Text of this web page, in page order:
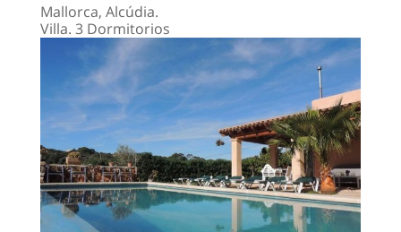
Mallorca, Alcúdia.
Villa. 3 Dormitorios